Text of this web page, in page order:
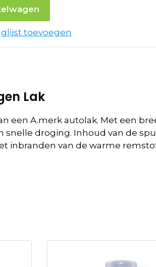
toevoegen
Lak
een A.merk autolak. Met een
droging. Inhoud van de
van de warme